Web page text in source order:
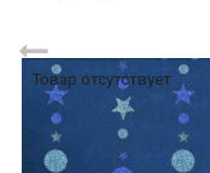
Товар отсутствует